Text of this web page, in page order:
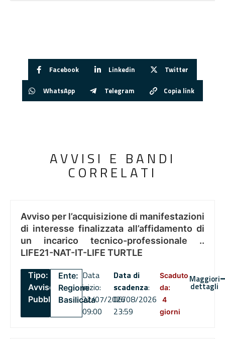
Facebook Linkedin Twitter
WhatsApp Telegram Copia link
AVVISI E BANDI
CORRELATI
Avviso per l’acquisizione di manifestazioni
di interesse finalizzata all’affidamento di
un incarico tecnico-professionale ..
LIFE21-NAT-IT-LIFE TURTLE
Tipo:
Avviso
Pubblico
Ente:
Regione
Basilicata
Data
inizio:
22/07/2026
09:00
Data di
scadenza:
06/08/2026
23:59
Scaduto
da:
4
giorni
Maggiori
dettagli